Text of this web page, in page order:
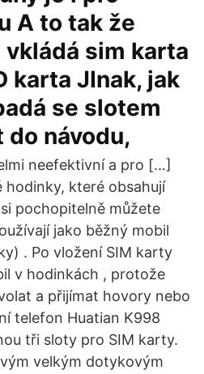
A to tak že
sim karta
karta JInak, jak
se slotem
do návodu,
neefektivní a pro […]
hodinky, které obsahují
pochopitelně můžete
jako běžný mobil
. Po vložení SIM karty
v hodinkách , protože
a přijímat hovory nebo
telefon Huatian K998
tři sloty pro SIM karty.
velkým dotykovým